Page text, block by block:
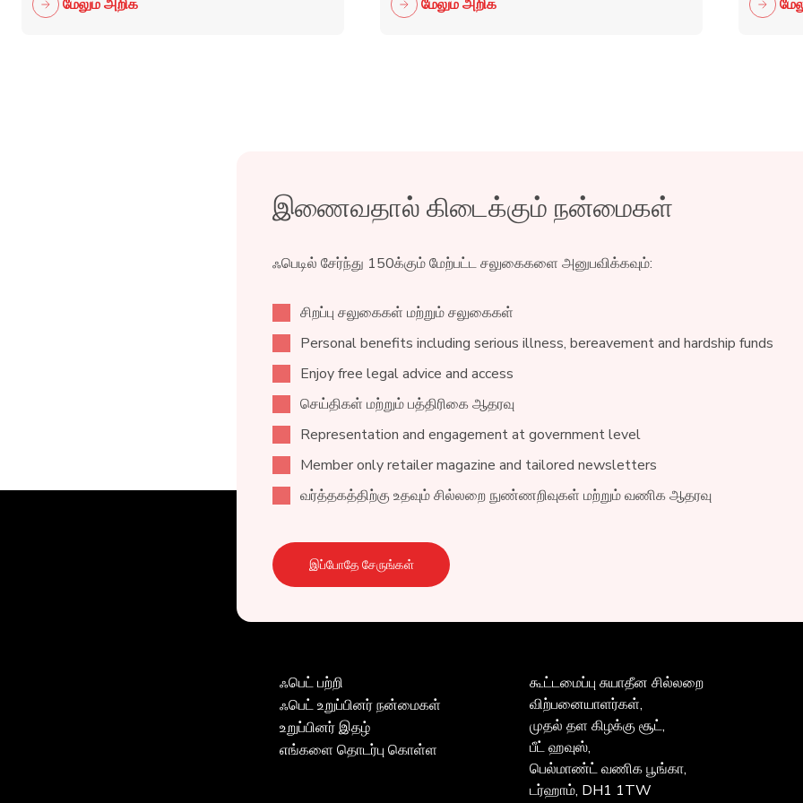
மேலும் அறிக மேலும் அறிக
இணைவதால் கிடைக்கும் நன்மைகள்
ஃபெடில் சேர்ந்து 150க்கும் மேற்பட்ட சலுகைகளை அனுபவிக்கவும்:
சிறப்பு சலுகைகள் மற்றும் சலுகைகள்
Personal benefits including serious illness, bereavement and hardship funds
Enjoy free legal advice and access
செய்திகள் மற்றும் பத்திரிகை ஆதரவு
Representation and engagement at government level
Member only retailer magazine and tailored newsletters
வர்த்தகத்திற்கு உதவும் சில்லறை நுண்ணறிவுகள் மற்றும் வணிக ஆதரவு
இப்போதே சேருங்கள்
ஃபெட் பற்றி
ஃபெட் உறுப்பினர் நன்மைகள்
உறுப்பினர் இதழ்
எங்களை தொடர்பு கொள்ள
கூட்டமைப்பு சுயாதீன சில்லறை
விற்பனையாளர்கள்,
முதல் தள கிழக்கு சூட்,
பீட் ஹவுஸ்,
பெல்மாண்ட் வணிக பூங்கா,
டர்ஹாம், DH1 1TW